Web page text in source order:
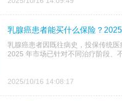
乳腺癌患者能买什么保险？
乳腺癌患者因既往病史，投保传统医
2025 年市场已针对不同治疗阶段、
2025/10/16 14:08:17